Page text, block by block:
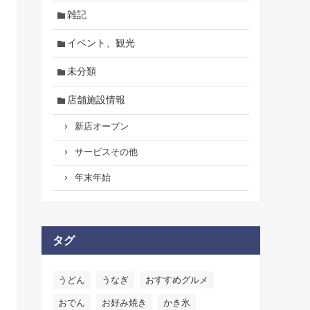
雑記
イベント、観光
未分類
店舗施設情報
新店オープン
サービスその他
年末年始
タグ
うどん うなぎ おすすめグルメ
おでん お好み焼き かき氷